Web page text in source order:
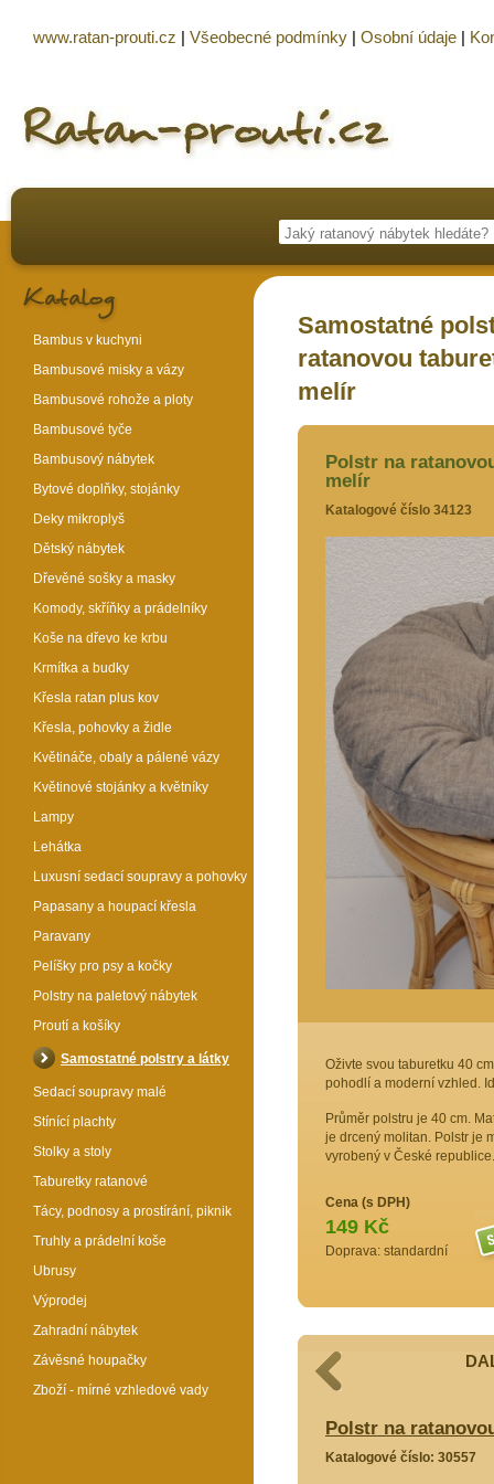
Samostatné
ratanovou
melír
Polstr na
melír
Katalogové číslo 34123
Oživte svou taburetku 40
pohodlí a moderní vzhled.
Průměr polstru je 40 cm.
je drcený molitan. Polstr je
vyrobený v České republice.
Cena (s DPH)
149 Kč
Doprava: standardní
Polstr na
Katalogové číslo: 30557
Bambus v kuchyni
Bambusové misky a vázy
Bambusové rohože a ploty
Bambusové tyče
Bambusový nábytek
Bytové doplňky, stojánky
Deky mikroplyš
Dětský nábytek
Dřevěné sošky a masky
Komody, skříňky a prádelníky
Koše na dřevo ke krbu
Krmítka a budky
Křesla ratan plus kov
Křesla, pohovky a židle
Květináče, obaly a pálené vázy
Květinové stojánky a květníky
Lampy
Lehátka
Luxusní sedací soupravy a pohovky
Papasany a houpací křesla
Paravany
Pelíšky pro psy a kočky
Polstry na paletový nábytek
Proutí a košíky
Samostatné polstry a látky
Sedací soupravy malé
Stínící plachty
Stolky a stoly
Taburetky ratanové
Tácy, podnosy a prostírání, piknik
Truhly a prádelní koše
Ubrusy
Výprodej
Zahradní nábytek
Závěsné houpačky
Zboží - mírné vzhledové vady
www.ratan-prouti.cz | Všeobecné podmínky | Osobní údaje |